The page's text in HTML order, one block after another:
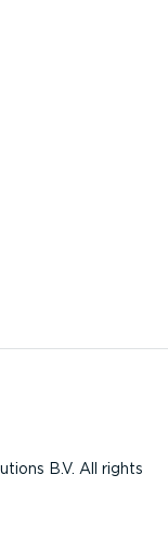
B.V. All rights